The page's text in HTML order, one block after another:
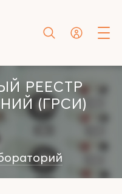
РЕЕСТР
(ГРСИ)